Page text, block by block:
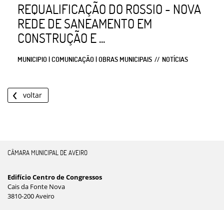
REQUALIFICAÇÃO DO ROSSIO - NOVA
REDE DE SANEAMENTO EM
CONSTRUÇÃO E ...
MUNICIPIO | COMUNICAÇÃO | OBRAS MUNICIPAIS NOTÍCIAS
voltar
CÂMARA MUNICIPAL DE AVEIRO
Edifício Centro de Congressos
Cais da Fonte Nova
3810-200 Aveiro